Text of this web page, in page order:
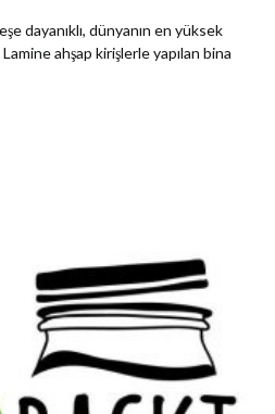
dayanıklı, dünyanın en yüksek
Lamine ahşap kirişlerle yapılan bina